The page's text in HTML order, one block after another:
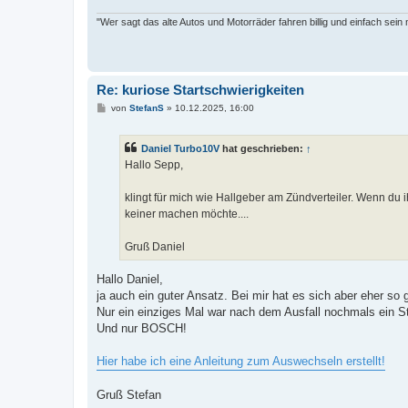
"Wer sagt das alte Autos und Motorräder fahren billig und einfach sein
Re: kuriose Startschwierigkeiten
Bvon StefanS» 10.12.2025, 16:00
Daniel Turbo10V hat geschrieben: ↑
Hallo Sepp,
klingt für mich wie Hallgeber am Zündverteiler. Wenn
keiner machen möchte....
Gruß Daniel
Hallo Daniel,
ja auch ein guter Ansatz. Bei mir hat es sich aber eher
Nur ein einziges Mal war nach dem Ausfall nochmals ein
Und nur BOSCH!
Hier habe ich eine Anleitung zum Auswechseln erstellt!
Gruß Stefan